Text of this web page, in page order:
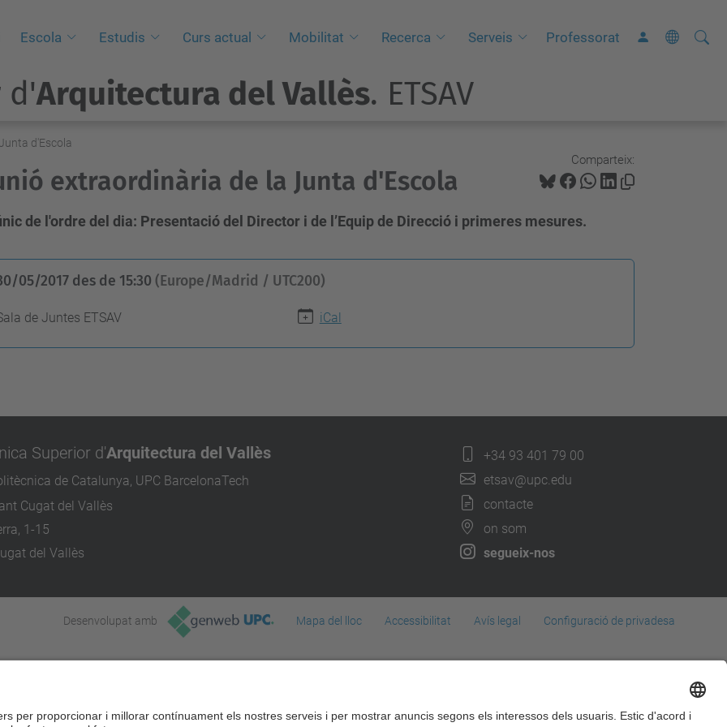
Escola Estudis Curs actual Mobilitat Recerca Serveis Professorat Cerca
C
d'Arquitectura del Vallès. ETSAV
d'Escola
Comparteix:
extraordinària de la Junta d'Escola
de l'ordre del dia: Presentació del Director i de l’Equip de Direcció i primeres mesures.
05/2017 des de 15:30 (Europe/Madrid / UTC200)
de Juntes ETSAV iCal
Superior d'Arquitectura del Vallès
de Catalunya, UPC BarcelonaTech
Cugat del Vallès
1-15
del Vallès
+34 93 401 79 00
etsav@upc.edu
contacte
on som
segueix-nos
Desenvolupat amb Mapa del lloc Accessibilitat Avís legal Configuració de privadesa